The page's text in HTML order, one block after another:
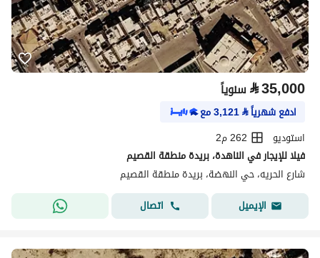
⃁35,000 سنوياً
ادفع شهرياً⃁
3,121مع
استوديو
262 م2
فيلا للإيجار في الناهدة، بريدة منطقة القصيم
شارع الحريه، حي النهضة، بريدة منطقة القصيم
الإيميل
اتصال